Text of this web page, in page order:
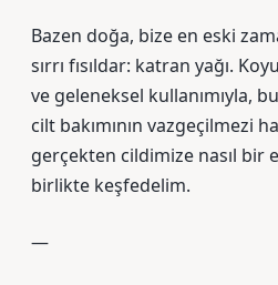
Bazen doğa, bize en eski
sırrı fısıldar: katran yağı.
ve geleneksel kullanımıyla,
cilt bakımının vazgeçilmezi
gerçekten cildimize nasıl bir
birlikte keşfedelim.
—